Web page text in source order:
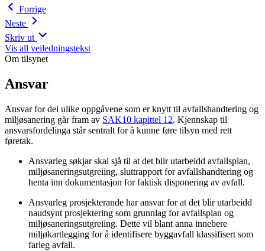
Forrige
Neste
Skriv ut
Vis all veiledningstekst
Om tilsynet
Ansvar
Ansvar for dei ulike oppgåvene som er knytt til avfallshandtering og
miljøsanering går fram av SAK10 kapittel 12. Kjennskap til
ansvarsfordelinga står sentralt for å kunne føre tilsyn med rett
føretak.
Ansvarleg søkjar skal sjå til at det blir utarbeidd avfallsplan,
miljøsaneringsutgreiing, sluttrapport for avfallshandtering og
henta inn dokumentasjon for faktisk disponering av avfall.
Ansvarleg prosjekterande har ansvar for at det blir utarbeidd
naudsynt prosjektering som grunnlag for avfallsplan og
miljøsaneringsutgreiing. Dette vil blant anna innebere
miljøkartlegging for å identifisere byggavfall klassifisert som
farleg avfall.